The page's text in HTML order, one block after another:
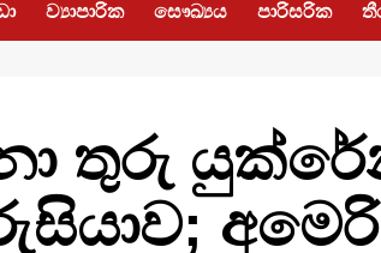
ව්‍යාපාරික සෞඛ්‍යය පාරිසරික
තුරු